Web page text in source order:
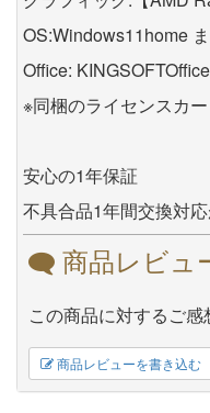
OS:Windows11home
Office:
※同梱のライセンスカ
安心の1年保証
不具合品1年間交換対応
商品レビュ
この商品に対するご感
商品レビューを書き込む